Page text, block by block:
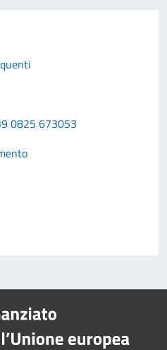
0825 673053